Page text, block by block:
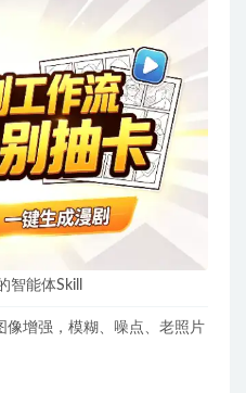
智能体Skill
像增强，模糊、噪点、老照片